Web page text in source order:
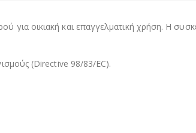
οικιακή και επαγγελματική χρήση. Η
(Directive 98/83/EC).